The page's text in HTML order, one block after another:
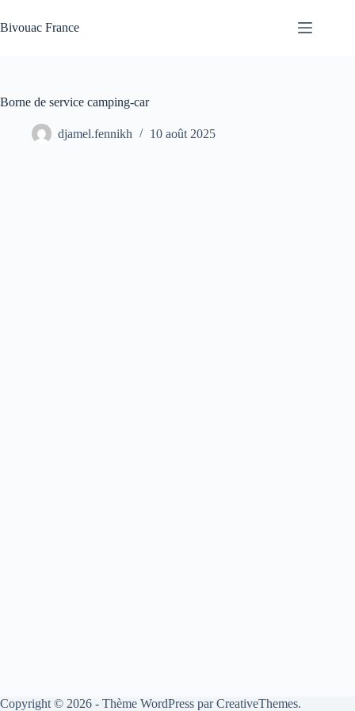
au
contenu
Bivouac France
Borne de service camping-car
djamel.fennikh 10 août 2025
Copyright © 2026 - Thème WordPress parCreativeThemes.